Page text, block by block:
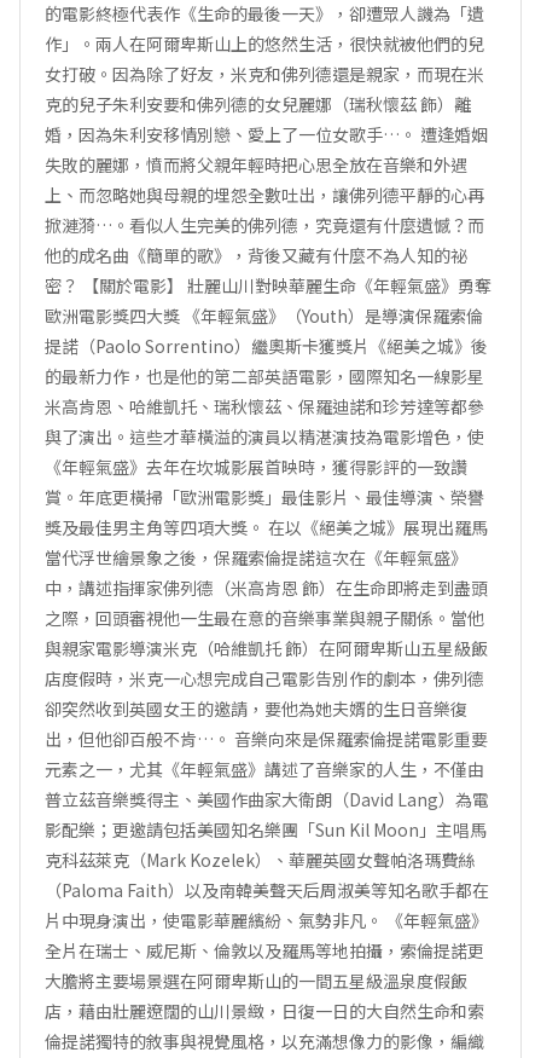
的電影終極代表作《生命的最後一天》，卻遭眾人譏為「遺
作」。兩人在阿爾卑斯山上的悠然生活，很快就被他們的兒
女打破。因為除了好友，米克和佛列德還是親家，而現在米
克的兒子朱利安要和佛列德的女兒麗娜（瑞秋懷茲 飾）離
婚，因為朱利安移情別戀、愛上了一位女歌手…。 遭逢婚姻
失敗的麗娜，憤而將父親年輕時把心思全放在音樂和外遇
上、而忽略她與母親的埋怨全數吐出，讓佛列德平靜的心再
掀漣漪…。看似人生完美的佛列德，究竟還有什麼遺憾？而
他的成名曲《簡單的歌》，背後又藏有什麼不為人知的祕
密？ 【關於電影】 壯麗山川對映華麗生命《年輕氣盛》勇奪
歐洲電影獎四大獎 《年輕氣盛》（Youth）是導演保羅索倫
提諾（Paolo Sorrentino）繼奧斯卡獲獎片《絕美之城》後
的最新力作，也是他的第二部英語電影，國際知名一線影星
米高肯恩、哈維凱托、瑞秋懷茲、保羅迪諾和珍芳達等都參
與了演出。這些才華橫溢的演員以精湛演技為電影增色，使
《年輕氣盛》去年在坎城影展首映時，獲得影評的一致讚
賞。年底更橫掃「歐洲電影獎」最佳影片、最佳導演、榮譽
獎及最佳男主角等四項大獎。 在以《絕美之城》展現出羅馬
當代浮世繪景象之後，保羅索倫提諾這次在《年輕氣盛》
中，講述指揮家佛列德（米高肯恩 飾）在生命即將走到盡頭
之際，回頭審視他一生最在意的音樂事業與親子關係。當他
與親家電影導演米克（哈維凱托 飾）在阿爾卑斯山五星級飯
店度假時，米克一心想完成自己電影告別作的劇本，佛列德
卻突然收到英國女王的邀請，要他為她夫婿的生日音樂復
出，但他卻百般不肯…。 音樂向來是保羅索倫提諾電影重要
元素之一，尤其《年輕氣盛》講述了音樂家的人生，不僅由
普立茲音樂獎得主、美國作曲家大衛朗（David Lang）為電
影配樂；更邀請包括美國知名樂團「Sun Kil Moon」主唱馬
克科茲萊克（Mark Kozelek）、華麗英國女聲帕洛瑪費絲
（Paloma Faith）以及南韓美聲天后周淑美等知名歌手都在
片中現身演出，使電影華麗繽紛、氣勢非凡。 《年輕氣盛》
全片在瑞士、威尼斯、倫敦以及羅馬等地拍攝，索倫提諾更
大膽將主要場景選在阿爾卑斯山的一間五星級溫泉度假飯
店，藉由壯麗遼闊的山川景緻，日復一日的大自然生命和索
倫提諾獨特的敘事與視覺風格，以充滿想像力的影像，編織